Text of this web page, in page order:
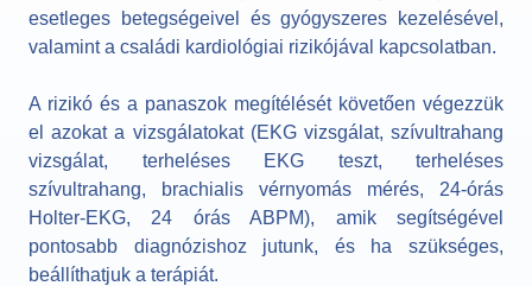
esetleges betegségeivel és gyógyszeres kezelésével,
valamint a családi kardiológiai rizikójával kapcsolatban.
A rizikó és a panaszok megítélését követően végezzük
el azokat a vizsgálatokat (EKG vizsgálat, szívultrahang
vizsgálat, terheléses EKG teszt, terheléses
szívultrahang, brachialis vérnyomás mérés, 24-órás
Holter-EKG, 24 órás ABPM), amik segítségével
pontosabb diagnózishoz jutunk, és ha szükséges,
beállíthatjuk a terápiát.